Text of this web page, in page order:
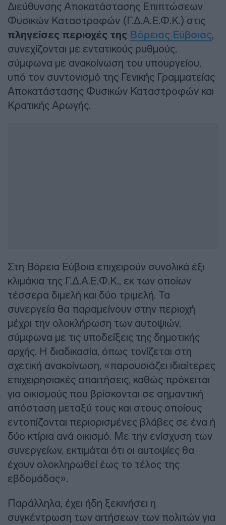
Διεύθυνσης Αποκατάστασης Επιπτώσεων
Φυσικών Καταστροφών (Γ.Δ.Α.Ε.Φ.Κ.) στις
πληγείσες περιοχές της Βόρειας Εύβοιας,
συνεχίζονται με εντατικούς ρυθμούς,
σύμφωνα με ανακοίνωση του υπουργείου,
υπό τον συντονισμό της Γενικής Γραμματείας
Αποκατάστασης Φυσικών Καταστροφών και
Κρατικής Αρωγής.
Στη Βόρεια Εύβοια επιχειρούν συνολικά έξι
κλιμάκια της Γ.Δ.Α.Ε.Φ.Κ., εκ των οποίων
τέσσερα διμελή και δύο τριμελή. Τα
συνεργεία θα παραμείνουν στην περιοχή
μέχρι την ολοκλήρωση των αυτοψιών,
σύμφωνα με τις υποδείξεις της δημοτικής
αρχής. Η διαδικασία, όπως τονίζεται στη
σχετική ανακοίνωση, «παρουσιάζει ιδιαίτερες
επιχειρησιακές απαιτήσεις, καθώς πρόκειται
για οικισμούς που βρίσκονται σε σημαντική
απόσταση μεταξύ τους και στους οποίους
εντοπίζονται περιορισμένες βλάβες σε ένα ή
δύο κτίρια ανά οικισμό. Με την ενίσχυση των
συνεργείων, εκτιμάται ότι οι αυτοψίες θα
έχουν ολοκληρωθεί έως το τέλος της
εβδομάδας».
Παράλληλα, έχει ήδη ξεκινήσει η
συγκέντρωση των αιτήσεων των πολιτών για